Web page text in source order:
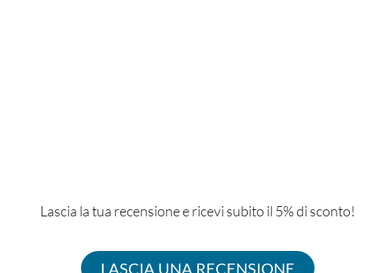
Lascia la tua recensione e ricevi subito il 5% di sconto!
LASCIA UNA RECENSIONE